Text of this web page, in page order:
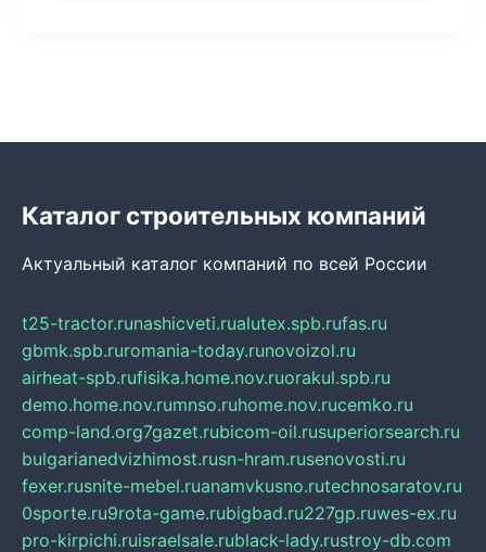
Каталог строительных компаний
Актуальный каталог компаний по всей России
t25-tractor.runashicveti.rualutex.spb.rufas.ru
gbmk.spb.ruromania-today.runovoizol.ru
airheat-spb.rufisika.home.nov.ruorakul.spb.ru
demo.home.nov.rumnso.ruhome.nov.rucemko.ru
comp-land.org7gazet.rubicom-oil.rusuperiorsearch.ru
bulgarianedvizhimost.rusn-hram.rusenovosti.ru
fexer.rusnite-mebel.ruanamvkusno.rutechnosaratov.ru
0sporte.ru9rota-game.rubigbad.ru227gp.ruwes-ex.ru
pro-kirpichi.ruisraelsale.rublack-lady.rustroy-db.com